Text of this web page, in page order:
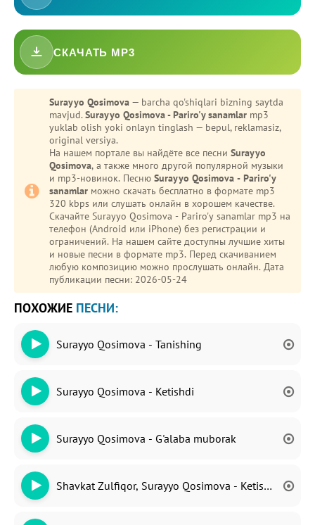
СКАЧАТЬ MP3
Surayyo Qosimova — barcha qo'shiqlari bizning saytda
mavjud. Surayyo Qosimova - Pariro'y sanamlar mp3
yuklab olish yoki onlayn tinglash — bepul, reklamasiz,
original versiya.
На нашем портале вы найдёте все песни Surayyo
Qosimova, а также много другой популярной музыки
и mp3-новинок. Песню Surayyo Qosimova - Pariro'y
sanamlar можно скачать бесплатно в формате mp3
320 kbps или слушать онлайн в хорошем качестве.
Скачайте Surayyo Qosimova - Pariro'y sanamlar mp3 на
телефон (Android или iPhone) без регистрации и
ограничений. На нашем сайте доступны лучшие хиты
и новые песни в формате mp3. Перед скачиванием
любую композицию можно прослушать онлайн. Дата
публикации песни: 2026-05-24
ПОХОЖИЕ ПЕСНИ:
Surayyo Qosimova - Tanishing
Surayyo Qosimova - Ketishdi
Surayyo Qosimova - G'alaba muborak
Shavkat Zulfiqor, Surayyo Qosimova - Ketishdi
-Bezori
Oshiq edim